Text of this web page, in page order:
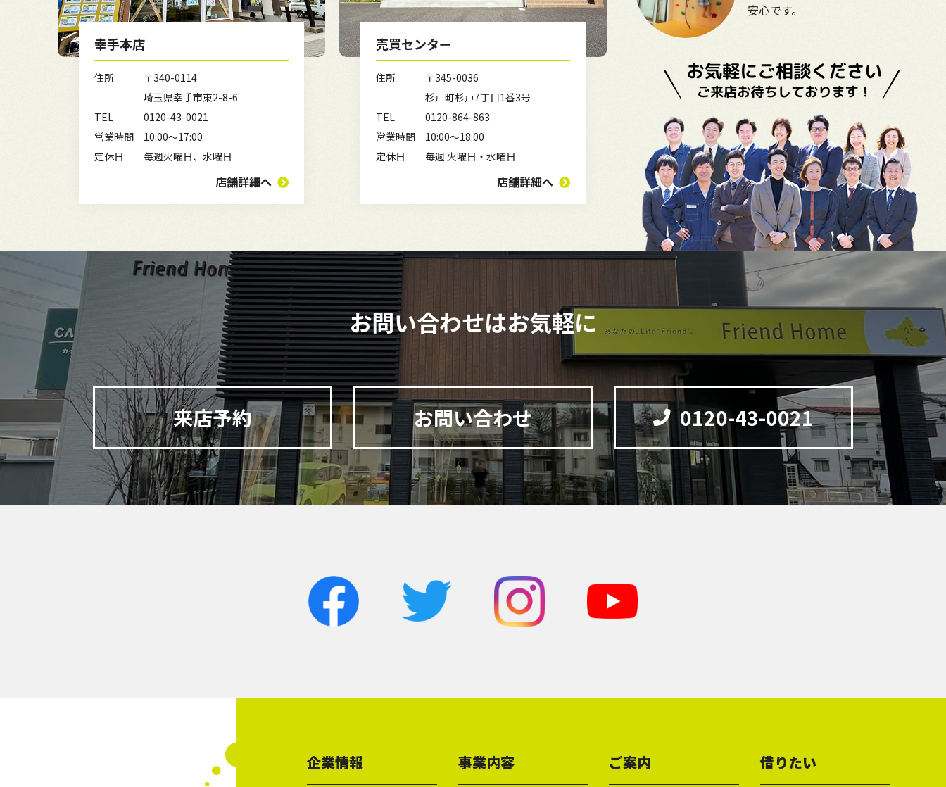
幸手本店
住所
〒340-0114
埼玉県幸手市東2-8-6
TEL
0120-43-0021
営業時間
10:00～17:00
定休日
毎週火曜日、水曜日
店舗詳細へ
売買センター
住所
〒345-0036
杉戸町杉戸7丁目1番3号
TEL
0120-864-863
営業時間
10:00～18:00
定休日
毎週 火曜日・水曜日
店舗詳細へ
安心です。
お問い合わせはお気軽に
来店予約 お問い合わせ 0120-43-0021
企業情報 事業内容 ご案内 借りたい